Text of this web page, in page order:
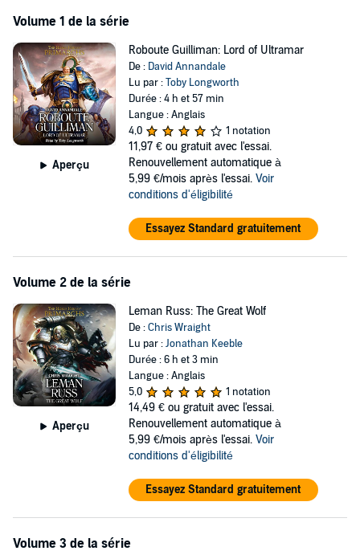
Volume 1 de la série
Aperçu
Roboute Guilliman: Lord of Ultramar
De : David Annandale
Lu par :Toby Longworth
Durée : 4 h et 57 min
Langue : Anglais
4,0
1 notation
11,97 € ou gratuit avec l'essai.
Renouvellement automatique à
5,99 €/mois après l'essai. Voir
conditions d'éligibilité
Essayez Standard gratuitement
Volume 2 de la série
Aperçu
Leman Russ: The Great Wolf
De :Chris Wraight
Lu par :Jonathan Keeble
Durée : 6 h et 3 min
Langue : Anglais
5,0
1 notation
14,49 € ou gratuit avec l'essai.
Renouvellement automatique à
5,99 €/mois après l'essai. Voir
conditions d'éligibilité
Essayez Standard gratuitement
Volume 3 de la série